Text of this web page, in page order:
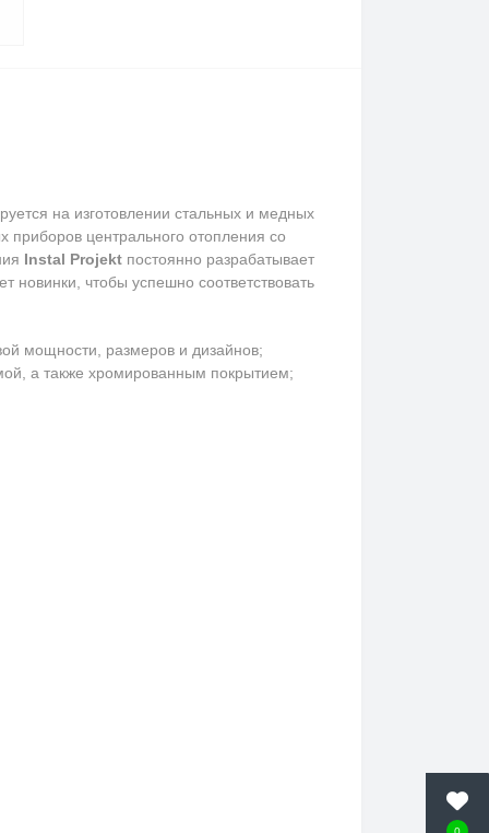
на изготовлении стальных и медных
приборов центрального отопления со
Instal Projekt постоянно разрабатывает
чтобы успешно соответствовать
мощности, размеров и дизайнов;
а также хромированным покрытием;